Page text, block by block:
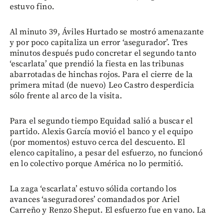
estuvo fino.
Al minuto 39, Áviles Hurtado se mostró amenazante
y por poco capitaliza un error ‘asegurador’. Tres
minutos después pudo concretar el segundo tanto
‘escarlata’ que prendió la fiesta en las tribunas
abarrotadas de hinchas rojos. Para el cierre de la
primera mitad (de nuevo) Leo Castro desperdicia
sólo frente al arco de la visita.
Para el segundo tiempo Equidad salió a buscar el
partido. Alexis García movió el banco y el equipo
(por momentos) estuvo cerca del descuento. El
elenco capitalino, a pesar del esfuerzo, no funcionó
en lo colectivo porque América no lo permitió.
La zaga ‘escarlata’ estuvo sólida cortando los
avances ‘aseguradores’ comandados por Ariel
Carreño y Renzo Sheput. El esfuerzo fue en vano. La